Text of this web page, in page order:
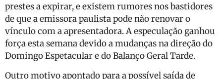
prestes a expirar, e existem rumores nos bastidores
de que a emissora paulista pode não renovar o
vínculo com a apresentadora. A especulação ganhou
força esta semana devido a mudanças na direção do
Domingo Espetacular e do Balanço Geral Tarde.
Outro motivo apontado para a possível saída de